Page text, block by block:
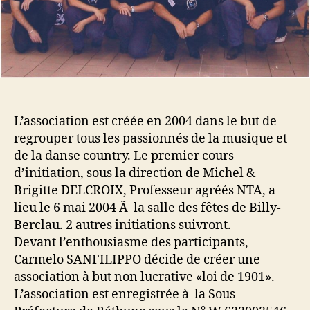
L’association est créée en 2004 dans le but de
regrouper tous les passionnés de la musique et
de la danse country. Le premier cours
d’initiation, sous la direction de Michel &
Brigitte DELCROIX, Professeur agréés NTA, a
lieu le 6 mai 2004 Ã la salle des fêtes de Billy-
Berclau. 2 autres initiations suivront.
Devant l’enthousiasme des participants,
Carmelo SANFILIPPO décide de créer une
association à but non lucrative «loi de 1901».
L’association est enregistrée à la Sous-